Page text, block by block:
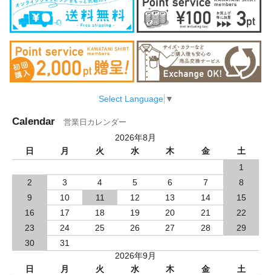
Select Language ▼
Calendar 営業日カレンダー
2026年8月
日
月 火 水 木 金
土
1
2
3 4 5 6 7
8
9
10 11 12 13 14
15
16
17 18 19 20 21
22
23
24 25 26 27 28
29
30
31
2026年9月
日
月 火 水 木 金
土